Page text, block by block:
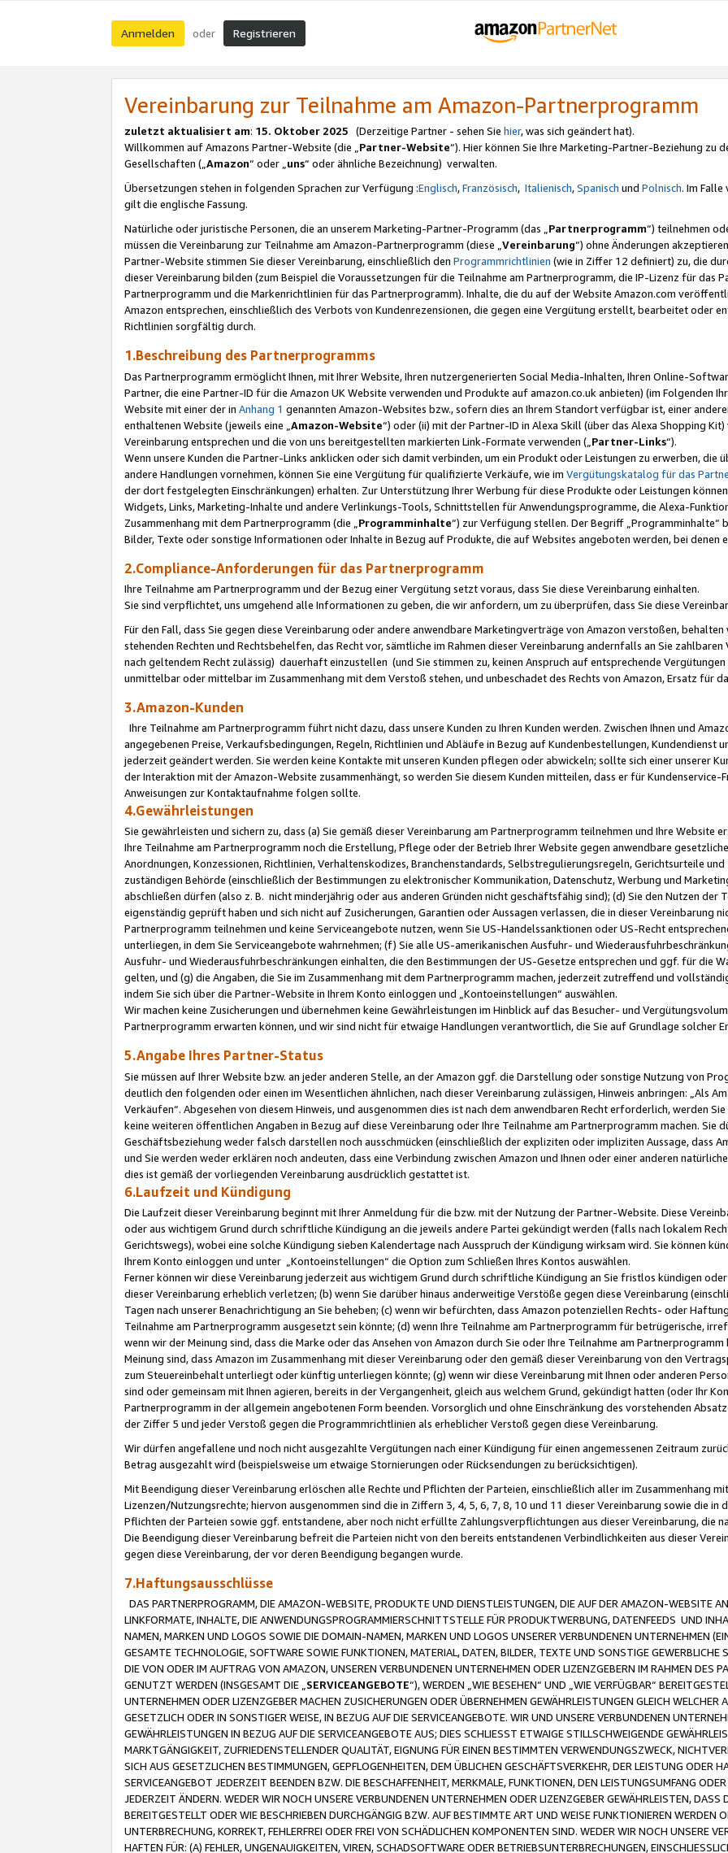
Anmelden oder Registrieren
Vereinbarung zur Teilnahme am Amazon-Partnerprogramm
zuletzt aktualisiert am: 15. Oktober 2025 (Derzeitige Partner - sehen Sie hier, was sich geändert hat).
Willkommen auf Amazons Partner-Website (die „Partner-Website“). Hier können Sie Ihre Marketing-Partner-Beziehung zu
Gesellschaften („Amazon“ oder „uns“ oder ähnliche Bezeichnung) verwalten.
Übersetzungen stehen in folgenden Sprachen zur Verfügung :Englisch,Französisch, Italienisch,Spanisch und Polnisch. Im Falle
gilt die englische Fassung.
Natürliche oder juristische Personen, die an unserem Marketing-Partner-Programm (das „Partnerprogramm“) teilnehmen
müssen die Vereinbarung zur Teilnahme am Amazon-Partnerprogramm (diese „Vereinbarung“) ohne Änderungen
Partner-Website stimmen Sie dieser Vereinbarung, einschließlich den Programmrichtlinien (wie in Ziffer 12 definiert) zu, die
dieser Vereinbarung bilden (zum Beispiel die Voraussetzungen für die Teilnahme am Partnerprogramm, die IP-Lizenz für das
Partnerprogramm und die Markenrichtlinien für das Partnerprogramm). Inhalte, die du auf der Website Amazon.com
Amazon entsprechen, einschließlich des Verbots von Kundenrezensionen, die gegen eine Vergütung erstellt, bearbeitet oder
Richtlinien sorgfältig durch.
1.Beschreibung des Partnerprogramms
Das Partnerprogramm ermöglicht Ihnen, mit Ihrer Website, Ihren nutzergenerierten Social Media-Inhalten, Ihren Online-
Partner, die eine Partner-ID für die Amazon UK Website verwenden und Produkte auf amazon.co.uk anbieten) (im Folgenden
Website mit einer der in Anhang 1 genannten Amazon-Websites bzw., sofern dies an Ihrem Standort verfügbar ist, einer
enthaltenen Website (jeweils eine „ Amazon-Website“) oder (ii) mit der Partner-ID in Alexa Skill (über das Alexa Shopping
Vereinbarung entsprechen und die von uns bereitgestellten markierten Link-Formate verwenden („ Partner-Links“).
Wenn unsere Kunden die Partner-Links anklicken oder sich damit verbinden, um ein Produkt oder Leistungen zu erwerben,
andere Handlungen vornehmen, können Sie eine Vergütung für qualifizierte Verkäufe, wie im Vergütungskatalog für das
der dort festgelegten Einschränkungen) erhalten. Zur Unterstützung Ihrer Werbung für diese Produkte oder Leistungen
Widgets, Links, Marketing-Inhalte und andere Verlinkungs-Tools, Schnittstellen für Anwendungsprogramme, die Alexa-
Zusammenhang mit dem Partnerprogramm (die „ Programminhalte“) zur Verfügung stellen. Der Begriff „Programminhalte“
Bilder, Texte oder sonstige Informationen oder Inhalte in Bezug auf Produkte, die auf Websites angeboten werden, bei denen
2.Compliance-Anforderungen für das Partnerprogramm
Ihre Teilnahme am Partnerprogramm und der Bezug einer Vergütung setzt voraus, dass Sie diese Vereinbarung einhalten.
Sie sind verpflichtet, uns umgehend alle Informationen zu geben, die wir anfordern, um zu überprüfen, dass Sie diese
Für den Fall, dass Sie gegen diese Vereinbarung oder andere anwendbare Marketingverträge von Amazon verstoßen,
stehenden Rechten und Rechtsbehelfen, das Recht vor, sämtliche im Rahmen dieser Vereinbarung andernfalls an Sie
nach geltendem Recht zulässig) dauerhaft einzustellen (und Sie stimmen zu, keinen Anspruch auf entsprechende
unmittelbar oder mittelbar im Zusammenhang mit dem Verstoß stehen, und unbeschadet des Rechts von Amazon, Ersatz für
3.Amazon-Kunden
Ihre Teilnahme am Partnerprogramm führt nicht dazu, dass unsere Kunden zu Ihren Kunden werden. Zwischen Ihnen und
angegebenen Preise, Verkaufsbedingungen, Regeln, Richtlinien und Abläufe in Bezug auf Kundenbestellungen, Kundendienst
jederzeit geändert werden. Sie werden keine Kontakte mit unseren Kunden pflegen oder abwickeln; sollte sich einer unserer
der Interaktion mit der Amazon-Website zusammenhängt, so werden Sie diesem Kunden mitteilen, dass er für
Anweisungen zur Kontaktaufnahme folgen sollte.
4.Gewährleistungen
Sie gewährleisten und sichern zu, dass (a) Sie gemäß dieser Vereinbarung am Partnerprogramm teilnehmen und Ihre Website
Ihre Teilnahme am Partnerprogramm noch die Erstellung, Pflege oder der Betrieb Ihrer Website gegen anwendbare
Anordnungen, Konzessionen, Richtlinien, Verhaltenskodizes, Branchenstandards, Selbstregulierungsregeln, Gerichtsurteile
zuständigen Behörde (einschließlich der Bestimmungen zu elektronischer Kommunikation, Datenschutz, Werbung und
abschließen dürfen (also z. B. nicht minderjährig oder aus anderen Gründen nicht geschäftsfähig sind); (d) Sie den Nutzen der
eigenständig geprüft haben und sich nicht auf Zusicherungen, Garantien oder Aussagen verlassen, die in dieser Vereinbarung
Partnerprogramm teilnehmen und keine Serviceangebote nutzen, wenn Sie US-Handelssanktionen oder US-Recht
unterliegen, in dem Sie Serviceangebote wahrnehmen; (f) Sie alle US-amerikanischen Ausfuhr- und
Ausfuhr- und Wiederausfuhrbeschränkungen einhalten, die den Bestimmungen der US-Gesetze entsprechen und ggf. für die
gelten, und (g) die Angaben, die Sie im Zusammenhang mit dem Partnerprogramm machen, jederzeit zutreffend und
indem Sie sich über die Partner-Website in Ihrem Konto einloggen und „Kontoeinstellungen“ auswählen.
Wir machen keine Zusicherungen und übernehmen keine Gewährleistungen im Hinblick auf das Besucher- und
Partnerprogramm erwarten können, und wir sind nicht für etwaige Handlungen verantwortlich, die Sie auf Grundlage solcher
5.Angabe Ihres Partner-Status
Sie müssen auf Ihrer Website bzw. an jeder anderen Stelle, an der Amazon ggf. die Darstellung oder sonstige Nutzung von
deutlich den folgenden oder einen im Wesentlichen ähnlichen, nach dieser Vereinbarung zulässigen, Hinweis anbringen: „Als
Verkäufen“. Abgesehen von diesem Hinweis, und ausgenommen dies ist nach dem anwendbaren Recht erforderlich, werden
keine weiteren öffentlichen Angaben in Bezug auf diese Vereinbarung oder Ihre Teilnahme am Partnerprogramm machen. Sie
Geschäftsbeziehung weder falsch darstellen noch ausschmücken (einschließlich der expliziten oder impliziten Aussage, dass
und Sie werden weder erklären noch andeuten, dass eine Verbindung zwischen Amazon und Ihnen oder einer anderen
dies ist gemäß der vorliegenden Vereinbarung ausdrücklich gestattet ist.
6.Laufzeit und Kündigung
Die Laufzeit dieser Vereinbarung beginnt mit Ihrer Anmeldung für die bzw. mit der Nutzung der Partner-Website. Diese
oder aus wichtigem Grund durch schriftliche Kündigung an die jeweils andere Partei gekündigt werden (falls nach lokalem
Gerichtswegs), wobei eine solche Kündigung sieben Kalendertage nach Ausspruch der Kündigung wirksam wird. Sie können
Ihrem Konto einloggen und unter „Kontoeinstellungen“ die Option zum Schließen Ihres Kontos auswählen.
Ferner können wir diese Vereinbarung jederzeit aus wichtigem Grund durch schriftliche Kündigung an Sie fristlos kündigen
dieser Vereinbarung erheblich verletzen; (b) wenn Sie darüber hinaus anderweitige Verstöße gegen diese Vereinbarung
Tagen nach unserer Benachrichtigung an Sie beheben; (c) wenn wir befürchten, dass Amazon potenziellen Rechts- oder
Teilnahme am Partnerprogramm ausgesetzt sein könnte; (d) wenn Ihre Teilnahme am Partnerprogramm für betrügerische,
wenn wir der Meinung sind, dass die Marke oder das Ansehen von Amazon durch Sie oder Ihre Teilnahme am
Meinung sind, dass Amazon im Zusammenhang mit dieser Vereinbarung oder den gemäß dieser Vereinbarung von den
zum Steuereinbehalt unterliegt oder künftig unterliegen könnte; (g) wenn wir diese Vereinbarung mit Ihnen oder anderen
sind oder gemeinsam mit Ihnen agieren, bereits in der Vergangenheit, gleich aus welchem Grund, gekündigt hatten (oder Ihr
Partnerprogramm in der allgemein angebotenen Form beenden. Vorsorglich und ohne Einschränkung des vorstehenden
der Ziffer 5 und jeder Verstoß gegen die Programmrichtlinien als erheblicher Verstoß gegen diese Vereinbarung.
Wir dürfen angefallene und noch nicht ausgezahlte Vergütungen nach einer Kündigung für einen angemessenen Zeitraum
Betrag ausgezahlt wird (beispielsweise um etwaige Stornierungen oder Rücksendungen zu berücksichtigen).
Mit Beendigung dieser Vereinbarung erlöschen alle Rechte und Pflichten der Parteien, einschließlich aller im Zusammenhang
Lizenzen/Nutzungsrechte; hiervon ausgenommen sind die in Ziffern 3, 4, 5, 6, 7, 8, 10 und 11 dieser Vereinbarung sowie die
Pflichten der Parteien sowie ggf. entstandene, aber noch nicht erfüllte Zahlungsverpflichtungen aus dieser Vereinbarung, die
Die Beendigung dieser Vereinbarung befreit die Parteien nicht von den bereits entstandenen Verbindlichkeiten aus dieser
gegen diese Vereinbarung, der vor deren Beendigung begangen wurde.
7.Haftungsausschlüsse
DAS PARTNERPROGRAMM, DIE AMAZON-WEBSITE, PRODUKTE UND DIENSTLEISTUNGEN, DIE AUF DER AMAZON-WEBSITE
LINKFORMATE, INHALTE, DIE ANWENDUNGSPROGRAMMIERSCHNITTSTELLE FÜR PRODUKTWERBUNG, DATENFEEDS UND
NAMEN, MARKEN UND LOGOS SOWIE DIE DOMAIN-NAMEN, MARKEN UND LOGOS UNSERER VERBUNDENEN UNTERNEHMEN
GESAMTE TECHNOLOGIE, SOFTWARE SOWIE FUNKTIONEN, MATERIAL, DATEN, BILDER, TEXTE UND SONSTIGE
DIE VON ODER IM AUFTRAG VON AMAZON, UNSEREN VERBUNDENEN UNTERNEHMEN ODER LIZENZGEBERN IM RAHMEN DES
GENUTZT WERDEN (INSGESAMT DIE „ SERVICEANGEBOTE“), WERDEN „WIE BESEHEN“ UND „WIE VERFÜGBAR“
UNTERNEHMEN ODER LIZENZGEBER MACHEN ZUSICHERUNGEN ODER ÜBERNEHMEN GEWÄHRLEISTUNGEN GLEICH WELCHER
GESETZLICH ODER IN SONSTIGER WEISE, IN BEZUG AUF DIE SERVICEANGEBOTE. WIR UND UNSERE VERBUNDENEN
GEWÄHRLEISTUNGEN IN BEZUG AUF DIE SERVICEANGEBOTE AUS; DIES SCHLIESST ETWAIGE STILLSCHWEIGENDE
MARKTGÄNGIGKEIT, ZUFRIEDENSTELLENDER QUALITÄT, EIGNUNG FÜR EINEN BESTIMMTEN VERWENDUNGSZWECK,
SICH AUS GESETZLICHEN BESTIMMUNGEN, GEPFLOGENHEITEN, DEM ÜBLICHEN GESCHÄFTSVERKEHR, DER LEISTUNG ODER
SERVICEANGEBOT JEDERZEIT BEENDEN BZW. DIE BESCHAFFENHEIT, MERKMALE, FUNKTIONEN, DEN LEISTUNGSUMFANG
JEDERZEIT ÄNDERN. WEDER WIR NOCH UNSERE VERBUNDENEN UNTERNEHMEN ODER LIZENZGEBER GEWÄHRLEISTEN, DASS
BEREITGESTELLT ODER WIE BESCHRIEBEN DURCHGÄNGIG BZW. AUF BESTIMMTE ART UND WEISE FUNKTIONIEREN WERDEN
UNTERBRECHUNG, KORREKT, FEHLERFREI ODER FREI VON SCHÄDLICHEN KOMPONENTEN SIND. WEDER WIR NOCH UNSERE
HAFTEN FÜR: (A) FEHLER, UNGENAUIGKEITEN, VIREN, SCHADSOFTWARE ODER BETRIEBSUNTERBRECHUNGEN,